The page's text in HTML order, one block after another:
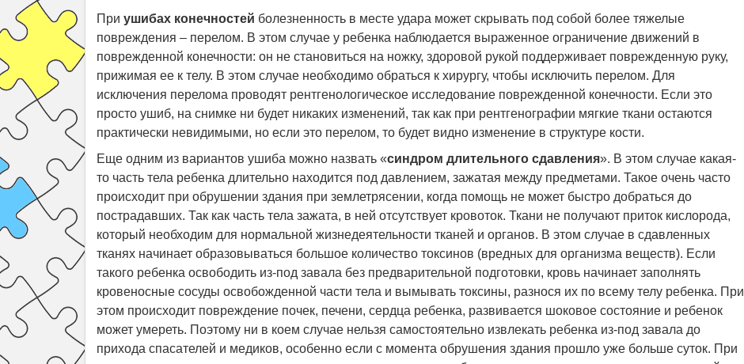
При ушибах конечностей болезненность в месте удара может скрывать под собой более тяжелые
повреждения – перелом. В этом случае у ребенка наблюдается выраженное ограничение движений в
поврежденной конечности: он не становиться на ножку, здоровой рукой поддерживает поврежденную руку,
прижимая ее к телу. В этом случае необходимо обраться к хирургу, чтобы исключить перелом. Для
исключения перелома проводят рентгенологическое исследование поврежденной конечности. Если это
просто ушиб, на снимке ни будет никаких изменений, так как при рентгенографии мягкие ткани остаются
практически невидимыми, но если это перелом, то будет видно изменение в структуре кости.
Еще одним из вариантов ушиба можно назвать «синдром длительного сдавления». В этом случае какая-
то часть тела ребенка длительно находится под давлением, зажатая между предметами. Такое очень часто
происходит при обрушении здания при землетрясении, когда помощь не может быстро добраться до
пострадавших. Так как часть тела зажата, в ней отсутствует кровоток. Ткани не получают приток кислорода,
который необходим для нормальной жизнедеятельности тканей и органов. В этом случае в сдавленных
тканях начинает образовываться большое количество токсинов (вредных для организма веществ). Если
такого ребенка освободить из-под завала без предварительной подготовки, кровь начинает заполнять
кровеносные сосуды освобожденной части тела и вымывать токсины, разнося их по всему телу ребенка. При
этом происходит повреждение почек, печени, сердца ребенка, развивается шоковое состояние и ребенок
может умереть. Поэтому ни в коем случае нельзя самостоятельно извлекать ребенка из-под завала до
прихода спасателей и медиков, особенно если с момента обрушения здания прошло уже больше суток. При